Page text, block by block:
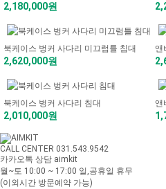
2,180,000원
북케이스 벙커 사다리 미끄럼틀 침대
2,620,000원
앤
북케이스 벙커 사다리 침대
2,010,000원
앤
CALL CENTER 031.543.9542
카카오톡 상담 aimkit
월~토 10:00 ~ 17:00 일,공휴일 휴무
(이외시간 방문예약 가능)